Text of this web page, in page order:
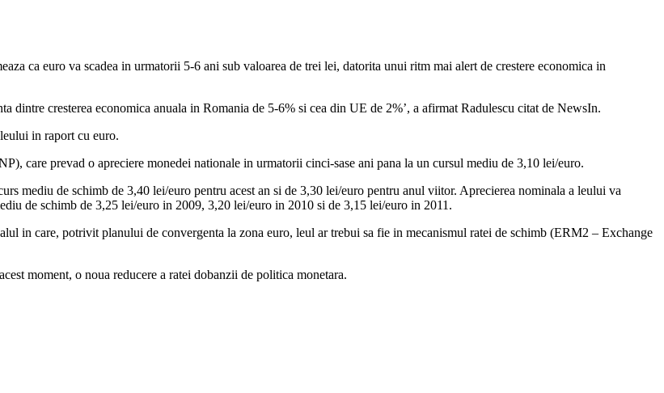
ca euro va scadea in urmatorii 5-6 ani sub valoarea de trei lei, datorita unui ritm mai alert de crestere economica in
cresterea economica anuala in Romania de 5-6% si cea din UE de 2%’, a afirmat Radulescu citat de NewsIn.
in raport cu euro.
care prevad o apreciere monedei nationale in urmatorii cinci-sase ani pana la un cursul mediu de 3,10 lei/euro.
mediu de schimb de 3,40 lei/euro pentru acest an si de 3,30 lei/euro pentru anul viitor. Aprecierea nominala a leului va
de schimb de 3,25 lei/euro in 2009, 3,20 lei/euro in 2010 si de 3,15 lei/euro in 2011.
in care, potrivit planului de convergenta la zona euro, leul ar trebui sa fie in mecanismul ratei de schimb (ERM2 – Exchange
moment, o noua reducere a ratei dobanzii de politica monetara.